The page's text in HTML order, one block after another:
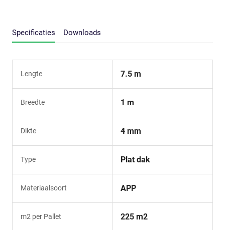
Specificaties Downloads
Lengte 7.5 m
Breedte 1 m
Dikte 4 mm
Type Plat dak
Materiaalsoort APP
m2 per Pallet 225 m2